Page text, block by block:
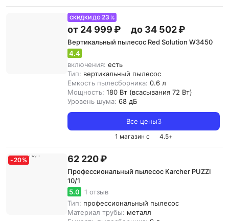
СКИДКИ ДО23 %
от 24 999 ₽ до 34 502 ₽
Вертикальный пылесос Red Solution W3450
4.4
включения: есть
Тип: вертикальный пылесос
Емкость пылесборника: 0.6 л
Мощность: 180 Вт (всасывания 72 Вт)
Уровень шума: 68 дБ
Все цены3
1 магазин с 4.5+
-20% 62 220 ₽
Профессиональный пылесос Karcher PUZZI
10/1
5.0
1 отзыв
Тип: профессиональный пылесос
Материал трубы: металл